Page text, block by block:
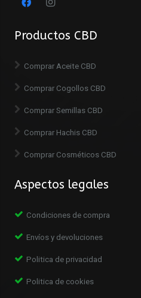
Productos CBD
Comprar Aceite CBD
Comprar Cogollos CBD
Comprar Semillas CBD
Comprar Hachis CBD
Comprar Cosméticos CBD
Aspectos legales
Condiciones de compra
Envíos y devoluciones
Politica de privacidad
Politica de cookies